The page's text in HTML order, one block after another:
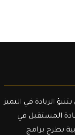
الريادة في التميز
قادة المستقبل في
بطرح برامج